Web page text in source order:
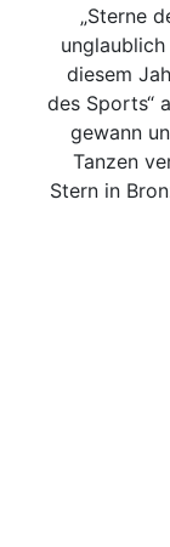
„Sterne
diesem
des Sports“
gewann
Tanzen
Stern in